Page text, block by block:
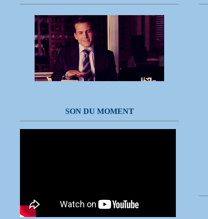
SON DU MOMENT